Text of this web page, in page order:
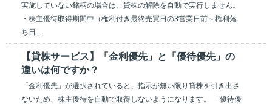
実施していない銘柄の場合は、貸株の解除を自動で実行しません。
・株主優待取得期間中（権利付き最終売買日の3営業日前～権利落
ち日...
【貸株サービス】「金利優先」と「優待優先」の
違いは何ですか？
「金利優先」が選択されていると、指示が無い限り貸株を引き出さ
ないため、株主優待を自動で取得しないようになります。 「優待優